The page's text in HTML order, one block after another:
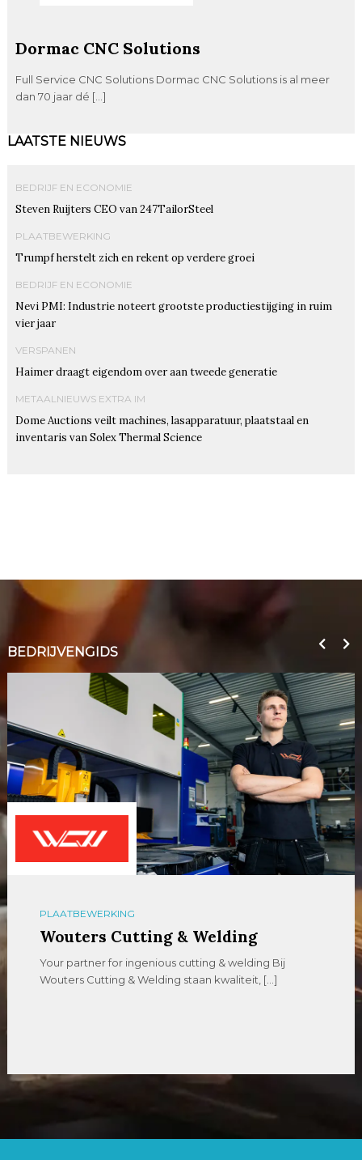
Dormac CNC Solutions
Full Service CNC Solutions Dormac CNC Solutions is al meer
dan 70 jaar dé […]
LAATSTE NIEUWS
BEDRIJF EN ECONOMIE
Steven Ruijters CEO van 247TailorSteel
PLAATBEWERKING
Trumpf herstelt zich en rekent op verdere groei
BEDRIJF EN ECONOMIE
Nevi PMI: Industrie noteert grootste productiestijging in ruim
vier jaar
VERSPANEN
Haimer draagt eigendom over aan tweede generatie
METAALNIEUWS EXTRA IM
Dome Auctions veilt machines, lasapparatuur, plaatstaal en
inventaris van Solex Thermal Science
BEDRIJVENGIDS
PLAATBEWERKING
Wouters Cutting & Welding
Your partner for ingenious cutting & welding Bij
Wouters Cutting & Welding staan kwaliteit, […]